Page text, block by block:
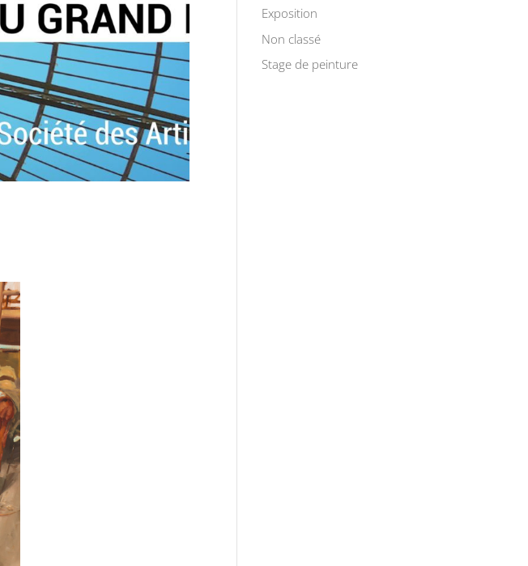
Exposition
Non classé
Stage de peinture